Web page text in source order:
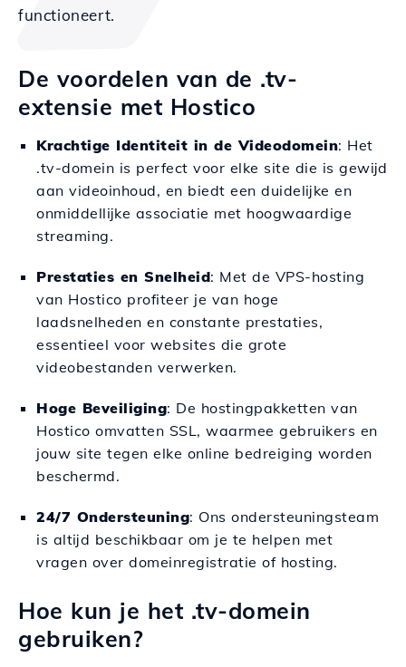
functioneert.
De voordelen van de .tv-
extensie met Hostico
Krachtige Identiteit in de Videodomein: Het
.tv-domein is perfect voor elke site die is gewijd
aan videoinhoud, en biedt een duidelijke en
onmiddellijke associatie met hoogwaardige
streaming.
Prestaties en Snelheid: Met de VPS-hosting
van Hostico profiteer je van hoge
laadsnelheden en constante prestaties,
essentieel voor websites die grote
videobestanden verwerken.
Hoge Beveiliging: De hostingpakketten van
Hostico omvatten SSL, waarmee gebruikers en
jouw site tegen elke online bedreiging worden
beschermd.
24/7 Ondersteuning: Ons ondersteuningsteam
is altijd beschikbaar om je te helpen met
vragen over domeinregistratie of hosting.
Hoe kun je het .tv-domein
gebruiken?